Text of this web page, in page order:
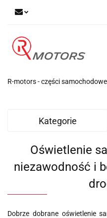
R-motors - części
Kategorie
Oświetlenie
niezawodność i
Dobrze dobrane oświetlenie